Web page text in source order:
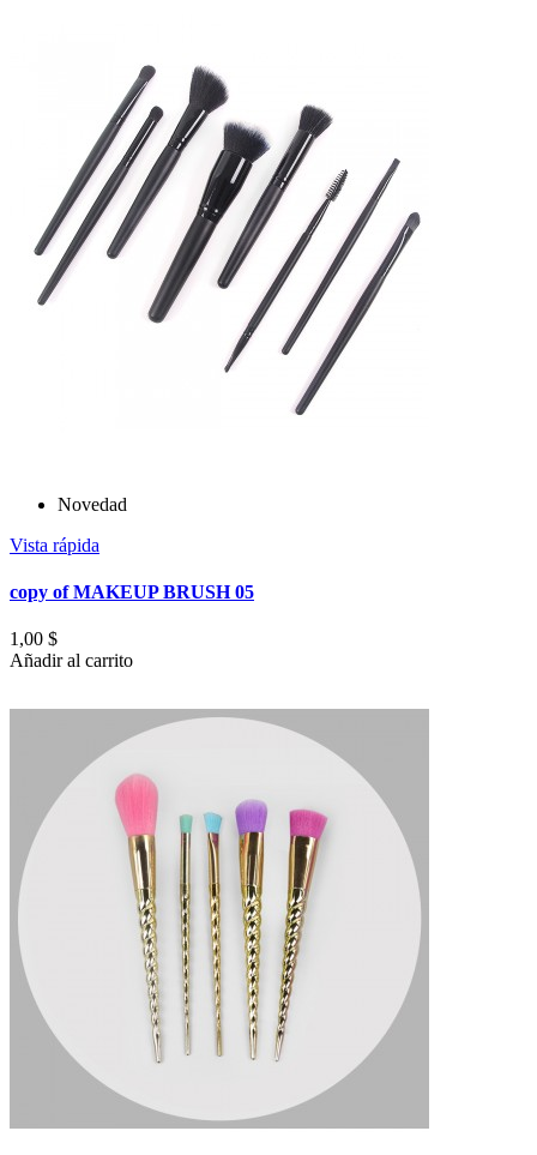
Novedad
Vista rápida
copy of MAKEUP BRUSH 05
1,00 $
Añadir al carrito